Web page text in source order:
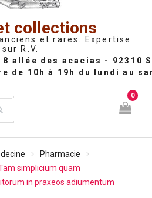
collections
et rares. Expertise
sur R.V.
0
Pharmacie
simplicium quam
in praxeos adiumentum